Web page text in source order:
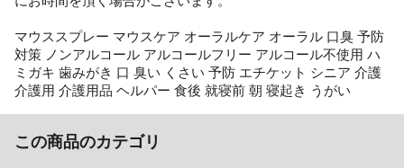
マウススプレー マウスケア オーラルケア オーラル 口臭 予防
対策 ノンアルコール アルコールフリー アルコール不使用 ハ
ミガキ 歯みがき 口 臭い くさい 予防 エチケット シニア 介護
介護用 介護用品 ヘルパー 食後 就寝前 朝 寝起き うがい
この商品のカテゴリ